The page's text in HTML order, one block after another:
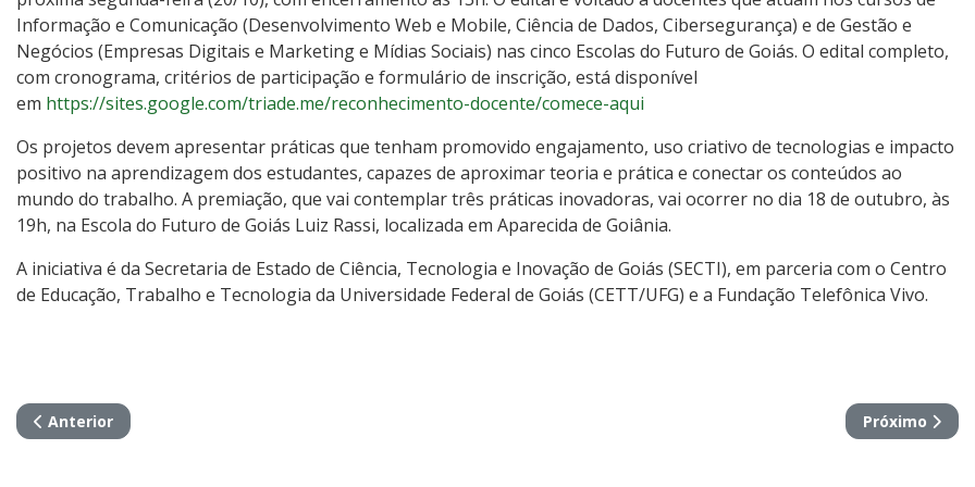
Informação e Comunicação (Desenvolvimento Web e Mobile, Ciência de Dados, Cibersegurança) e de Gestão e
Negócios (Empresas Digitais e Marketing e Mídias Sociais) nas cinco Escolas do Futuro de Goiás. O edital completo,
com cronograma, critérios de participação e formulário de inscrição, está disponível
em https://sites.google.com/triade.me/reconhecimento-docente/comece-aqui
Os projetos devem apresentar práticas que tenham promovido engajamento, uso criativo de tecnologias e impacto
positivo na aprendizagem dos estudantes, capazes de aproximar teoria e prática e conectar os conteúdos ao
mundo do trabalho. A premiação, que vai contemplar três práticas inovadoras, vai ocorrer no dia 18 de outubro, às
19h, na Escola do Futuro de Goiás Luiz Rassi, localizada em Aparecida de Goiânia.
A iniciativa é da Secretaria de Estado de Ciência, Tecnologia e Inovação de Goiás (SECTI), em parceria com o Centro
de Educação, Trabalho e Tecnologia da Universidade Federal de Goiás (CETT/UFG) e a Fundação Telefônica Vivo.
Artigo anterior: Orquestras Sinfônicas Jovem de Goiás e Pedro Ludovico Teixeira gravaram vinheta do JA1 da TV
Anterior Próximo
Próximo